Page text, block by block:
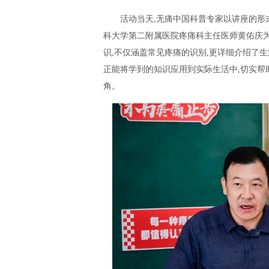
活动当天,无痛中国科普专家以讲座的
科大学第二附属医院疼痛科主任医师黄佑庆
识,不仅涵盖常见疼痛的识别,更详细介绍了
正能将学到的知识应用到实际生活中,切实
角。